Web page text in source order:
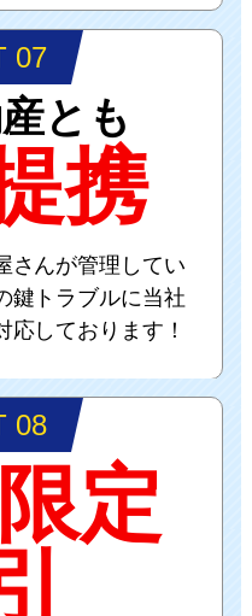
07
とも
携
さんが管理してい
鍵トラブルに当社
応しております！
08
定